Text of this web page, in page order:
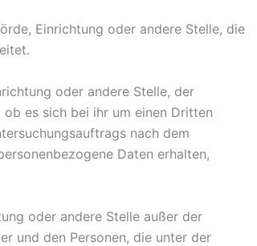
Einrichtung oder andere Stelle, die
oder andere Stelle, der
es sich bei ihr um einen Dritten
nach dem
Daten erhalten,
oder andere Stelle außer der
und den Personen, die unter der